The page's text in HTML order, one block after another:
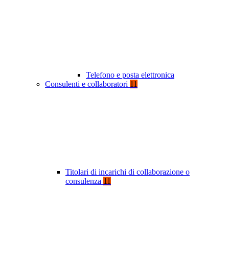
Telefono e posta elettronica
Consulenti e collaboratori 11
Titolari di incarichi di collaborazione o
consulenza 11